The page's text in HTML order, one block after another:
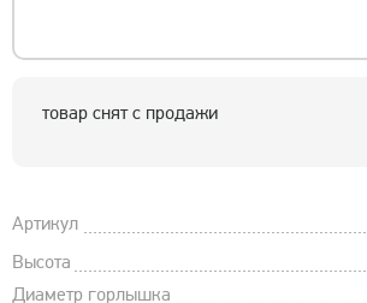
товар снят с продажи
Артикул
Высота
Диаметр горлышка